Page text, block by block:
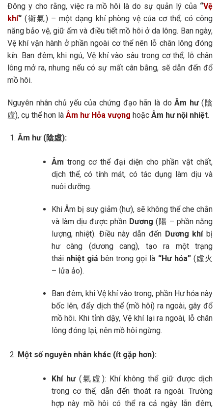
Đông y cho rằng, việc ra mồ hôi là do sự quản lý của “Vệ
khí“ (衛氣) – một dạng khí phòng vệ của cơ thể, có công
năng bảo vệ, giữ ấm và điều tiết mồ hôi ở da lông. Ban ngày,
Vệ khí vận hành ở phần ngoài cơ thể nên lỗ chân lông đóng
kín. Ban đêm, khi ngủ, Vệ khí vào sâu trong cơ thể, lỗ chân
lông mở ra, nhưng nếu có sự mất cân bằng, sẽ dẫn đến đổ
mồ hôi.
Nguyên nhân chủ yếu của chứng đạo hãn là doÂm hư(陰
虛), cụ thể hơn là Âm hư Hỏa vượng hoặc Âm hư nội nhiệt.
Âm hư (陰虛):
Âm trong cơ thể đại diện cho phần vật chất,
dịch thể, có tính mát, có tác dụng làm dịu và
nuôi dưỡng.
Khi Âm bị suy giảm (hư), sẽ không thể che chắn
và làm dịu được phần Dương (陽 – phần năng
lượng, nhiệt). Điều này dẫn đến Dương khíbị
hư càng (dương cang), tạo ra một trạng
thái nhiệt giả bên trong gọi là “Hư hỏa”(虛火
– lửa ảo).
Ban đêm, khi Vệ khí vào trong, phần Hư hỏa này
bốc lên, đẩy dịch thể (mồ hôi) ra ngoài, gây đổ
mồ hôi. Khi tỉnh dậy, Vệ khí lại ra ngoài, lỗ chân
lông đóng lại, nên mồ hôi ngừng.
Một số nguyên nhân khác (ít gặp hơn):
Khí hư(氣虛): Khí không thể giữ được dịch
trong cơ thể, dẫn đến thoát ra ngoài. Trường
hợp này mồ hôi có thể ra cả ngày lẫn đêm,